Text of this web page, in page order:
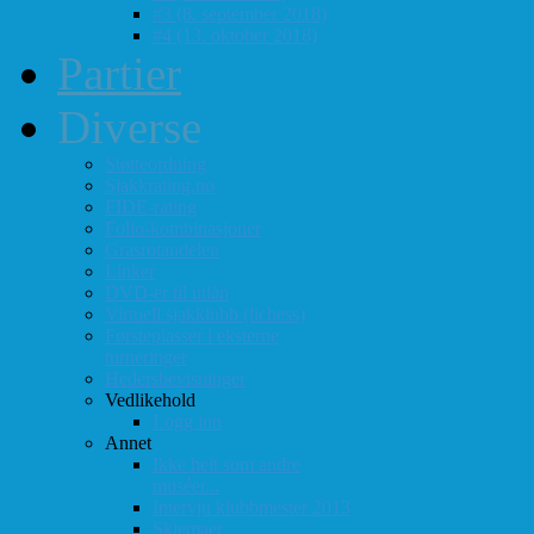
#3 (8. september 2018)
#4 (13. oktober 2018)
Partier
Diverse
Støtteordning
Sjakkrating.no
FIDE-rating
Follo-kombinasjoner
Grasrotandelen
Linker
DVD-er til utlån
Virtuell sjakklubb (lichess)
Førsteplasser i eksterne
turneringer
Hedersbevisninger
Vedlikehold
Logg inn
Annet
Ikke helt som andre
muséer...
Intervju klubbmester 2013
Skjemaer